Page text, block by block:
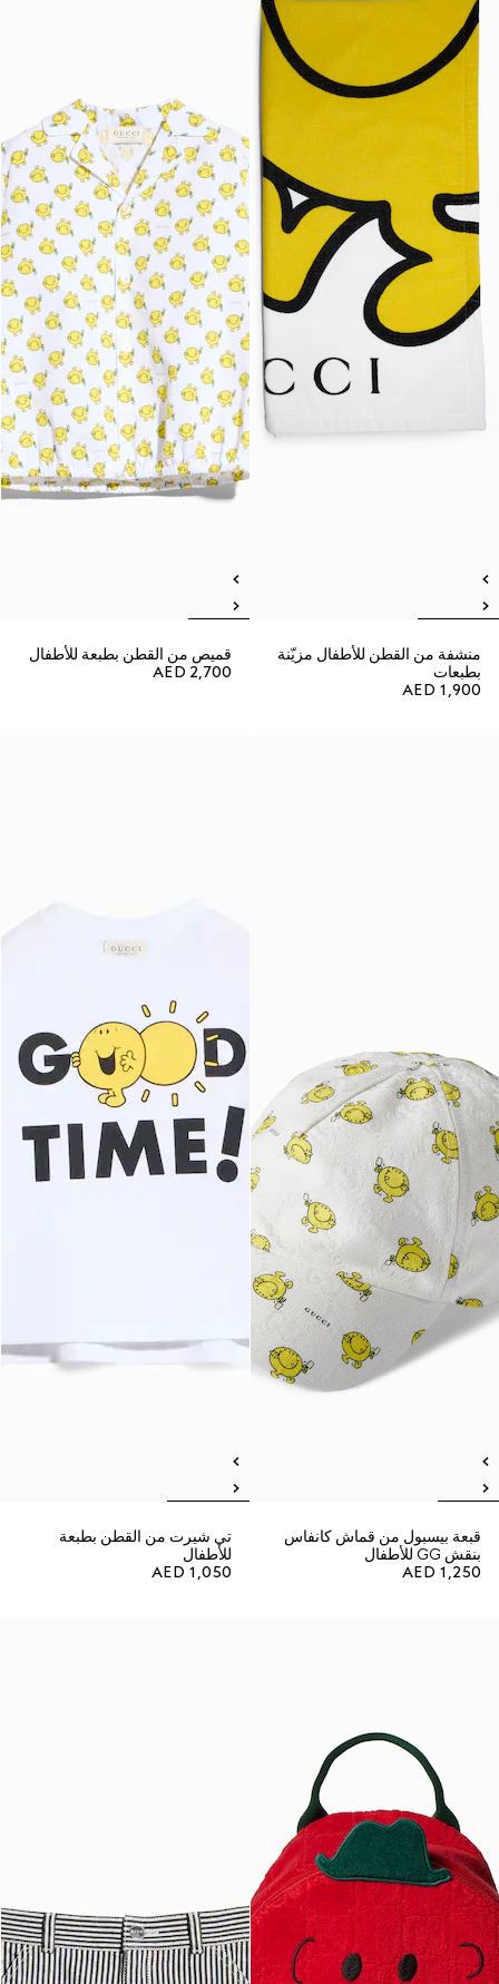
منشفة من القطن للأطفال مزيّنة
بطبعات
AED 1,900
قميص من القطن بطبعة للأطفال
AED 2,700
قبعة بيسبول من قماش كانفاس
بنقش GG للأطفال
AED 1,250
تي شيرت من القطن بطبعة
للأطفال
AED 1,050